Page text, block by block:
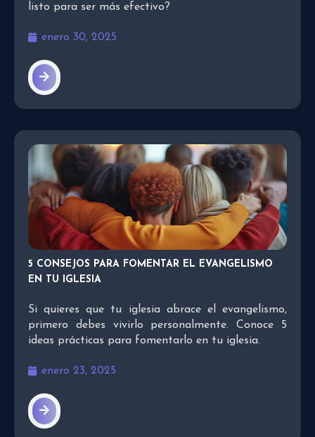
listo para ser más efectivo?
enero 30, 2025
5 CONSEJOS PARA FOMENTAR EL EVANGELISMO
EN TU IGLESIA
Si quieres que tu iglesia abrace el evangelismo,
primero debes vivirlo personalmente. Conoce 5
ideas prácticas para fomentarlo en tu iglesia.
enero 23, 2025